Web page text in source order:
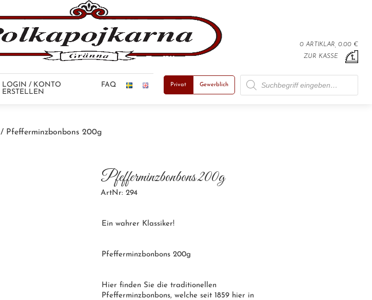
0 ARTIKLAR, 0.00 €
ZUR KASSE
LOGIN / KONTO
ERSTELLEN
FAQ Privat Gewerblich
Products search
/ Pfefferminzbonbons 200g
Pfefferminzbonbons 200g
ArtNr: 294
Ein wahrer Klassiker!
Pfefferminzbonbons 200g
Hier finden Sie die traditionellen
Pfefferminzbonbons, welche seit 1859 hier in